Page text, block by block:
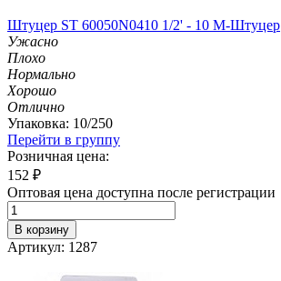
Штуцер ST 60050N0410 1/2' - 10 M-Штуцер
Ужасно
Плохо
Нормально
Хорошо
Отлично
Упаковка: 10/250
Перейти в группу
Розничная цена:
152 ₽
Оптовая цена доступна после регистрации
В корзину
Артикул: 1287